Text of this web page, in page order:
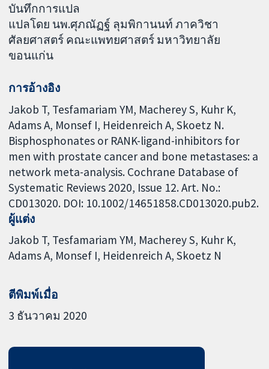
บันทึกการแปล
แปลโดย นพ.ศุภณัฏฐ์ ลุมพิกานนท์ ภาควิชา
ศัลยศาสตร์ คณะแพทยศาสตร์ มหาวิทยาลัย
ขอนแก่น
การอ้างอิง
Jakob T, Tesfamariam YM, Macherey S, Kuhr K,
Adams A, Monsef I, Heidenreich A, Skoetz N.
Bisphosphonates or RANK-ligand-inhibitors for
men with prostate cancer and bone metastases: a
network meta-analysis. Cochrane Database of
Systematic Reviews 2020, Issue 12. Art. No.:
CD013020. DOI: 10.1002/14651858.CD013020.pub2.
ผู้แต่ง
Jakob T Tesfamariam YM Macherey S Kuhr K
Adams A Monsef I Heidenreich A Skoetz N
ตีพิมพ์เมื่อ
3 ธันวาคม 2020